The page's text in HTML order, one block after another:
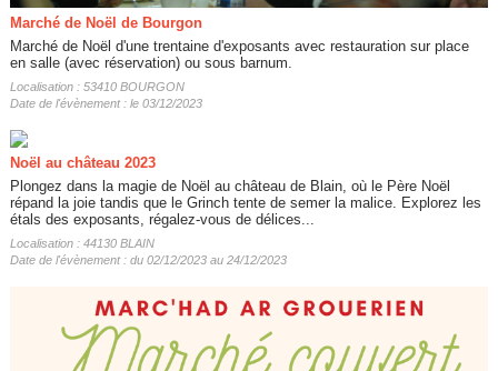
Marché de Noël de Bourgon
Marché de Noël d'une trentaine d'exposants avec restauration sur place
en salle (avec réservation) ou sous barnum.
Localisation : 53410 BOURGON
Date de l'évènement : le 03/12/2023
Noël au château 2023
Plongez dans la magie de Noël au château de Blain, où le Père Noël
répand la joie tandis que le Grinch tente de semer la malice. Explorez les
étals des exposants, régalez-vous de délices...
Localisation : 44130 BLAIN
Date de l'évènement : du 02/12/2023 au 24/12/2023